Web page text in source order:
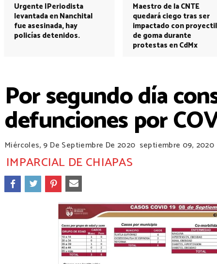
Urgente |Periodista
levantada en Nanchital
fue asesinada, hay
policías detenidos.
Maestro de la CNTE
quedará ciego tras ser
impactado con proyectil
de goma durante
protestas en CdMx
Por segundo día
defunciones por
Miércoles, 9 De Septiembre De 2020 septiembre 09, 2020
IMPARCIAL DE CHIAPAS